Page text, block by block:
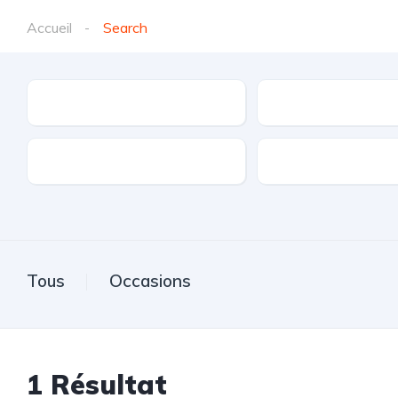
Accueil Search
Tous Occasions
1 Résultat